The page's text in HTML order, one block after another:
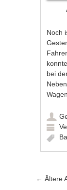
Noch
bei
← Ältere